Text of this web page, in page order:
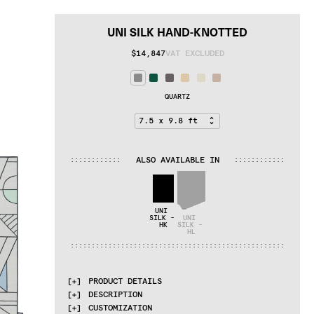
UNI SILK HAND-KNOTTED
$14,847VAT EXCLUDED
QUARTZ
: : : : : : : : : : : : ALSO AVAILABLE IN : : : : : : : : : : : :
UNI
SILK -
HK
UNI
SILK -
HL
: : : : : : : : : : : : : : : : : : : : : : : : : : : : : : : : : : : : : : : : : : : : : : : : : : :
PRODUCT DETAILS
MATERIALS
100% Silk
DESCRIPTION
CUSTOMIZATION